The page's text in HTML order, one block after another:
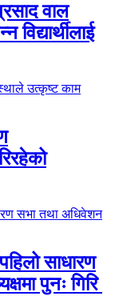
वाल
विद्यार्थीलाई
साधारण
पुनः गिरि